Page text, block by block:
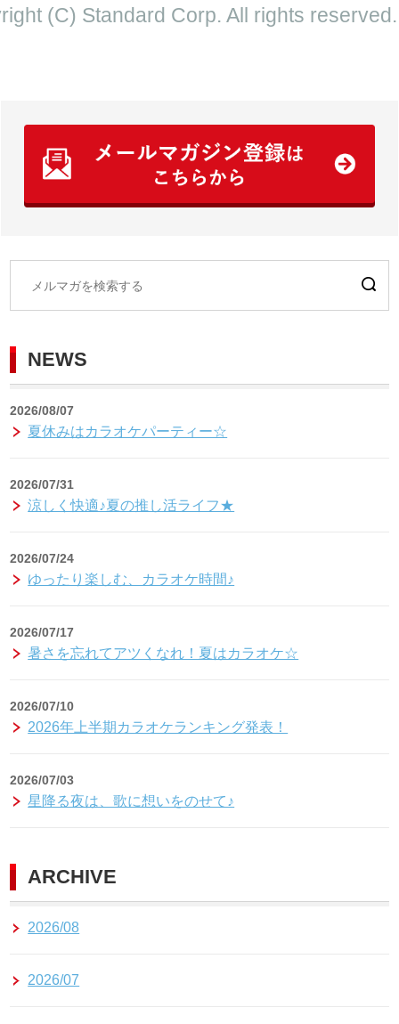
(C) Standard Corp. All rights reserved.
NEWS
2026/08/07
夏休みはカラオケパーティー☆
2026/07/31
涼しく快適♪夏の推し活ライフ★
2026/07/24
ゆったり楽しむ、カラオケ時間♪
2026/07/17
暑さを忘れてアツくなれ！夏はカラオケ☆
2026/07/10
2026年上半期カラオケランキング発表！
2026/07/03
星降る夜は、歌に想いをのせて♪
ARCHIVE
2026/08
2026/07